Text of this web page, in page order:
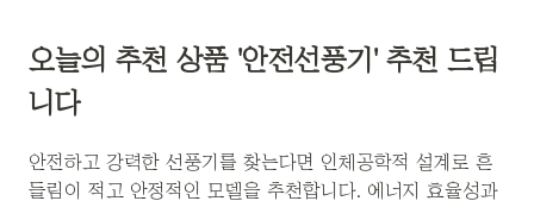
오늘의 추천 상품 '안전선풍기' 추천 드립
니다
안전하고 강력한 선풍기를 찾는다면 인체공학적 설계로 흔
들림이 적고 안정적인 모델을 추천합니다. 에너지 효율성과